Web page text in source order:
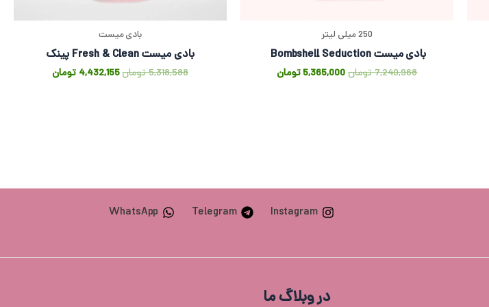
250 میلی لیتر
بادی میست Bombshell Seduction
7,240,968تومان5,365,000 تومان
بادی میست
بادی میست Fresh & Clean پینک
5,318,588تومان4,432,155 تومان
Instagram
Telegram
WhatsApp
در وبلاگ ما